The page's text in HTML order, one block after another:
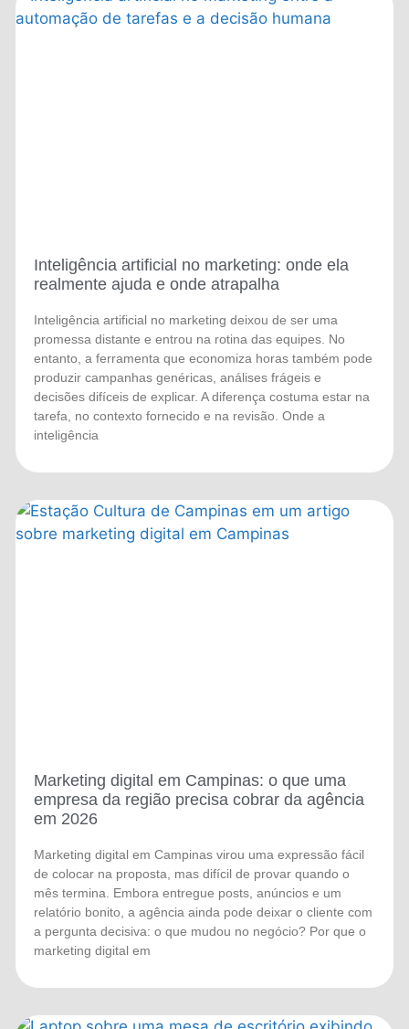
Inteligência artificial no marketing: onde ela
realmente ajuda e onde atrapalha
Inteligência artificial no marketing deixou de ser uma
promessa distante e entrou na rotina das equipes. No
entanto, a ferramenta que economiza horas também pode
produzir campanhas genéricas, análises frágeis e
decisões difíceis de explicar. A diferença costuma estar na
tarefa, no contexto fornecido e na revisão. Onde a
inteligência
Marketing digital em Campinas: o que uma
empresa da região precisa cobrar da agência
em 2026
Marketing digital em Campinas virou uma expressão fácil
de colocar na proposta, mas difícil de provar quando o
mês termina. Embora entregue posts, anúncios e um
relatório bonito, a agência ainda pode deixar o cliente com
a pergunta decisiva: o que mudou no negócio? Por que o
marketing digital em